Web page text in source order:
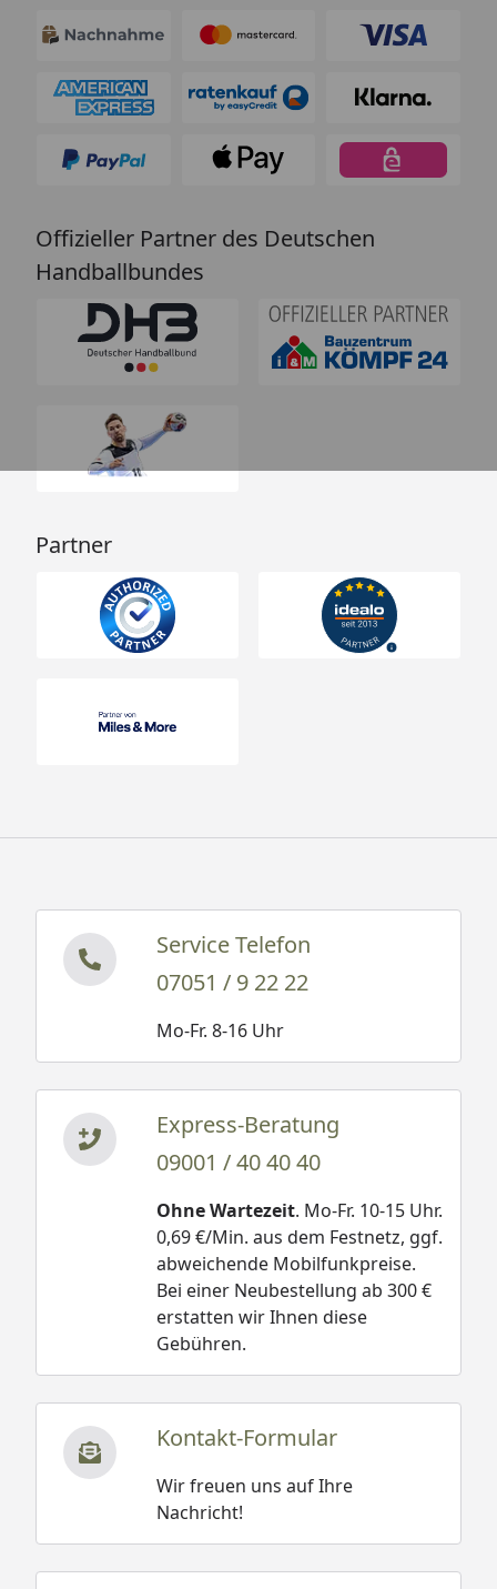
Offizieller Partner des Deutschen
Handballbundes
Partner
Service Telefon
07051 / 9 22 22
Mo-Fr. 8-16 Uhr
Express-Beratung
09001 / 40 40 40
Ohne Wartezeit. Mo-Fr. 10-15 Uhr.
0,69 €/Min. aus dem Festnetz, ggf.
abweichende Mobilfunkpreise.
Bei einer Neubestellung ab 300 €
erstatten wir Ihnen diese
Gebühren.
Kontakt-Formular
Wir freuen uns auf Ihre
Nachricht!